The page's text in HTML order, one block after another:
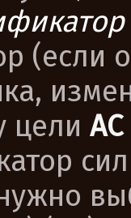
(если
цели AC